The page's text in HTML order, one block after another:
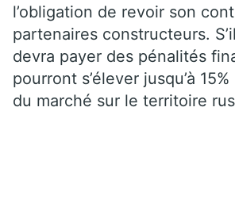
l’obligation de revoir son
partenaires constructeurs.
devra payer des pénalités
pourront s’élever jusqu’à
du marché sur le territoire